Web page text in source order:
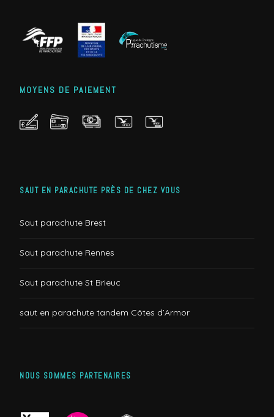
MOYENS DE PAIEMENT
SAUT EN PARACHUTE PRÈS DE CHEZ VOUS
Saut parachute Brest
Saut parachute Rennes
Saut parachute St Brieuc
saut en parachute tandem Côtes d’Armor
NOUS SOMMES PARTENAIRES